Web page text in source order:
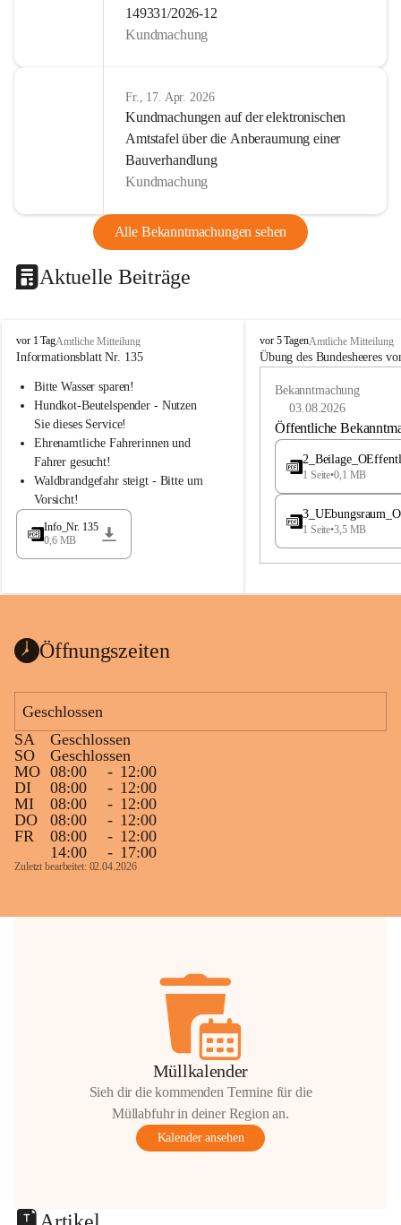
149331/2026-12
Kundmachung
Fr., 17. Apr. 2026
Kundmachungen auf der elektronischen
Amtstafel über die Anberaumung einer
Bauverhandlung
Kundmachung
Alle Bekanntmachungen sehen
Aktuelle Beiträge
B
u
h
a
d
l
a
vor 1 TagAmtliche Mitteilung
Informationsblatt Nr. 135
Bitte Wasser sparen!
Hundkot-Beutelspender - Nutzen
Sie dieses Service!
Ehrenamtliche Fahrerinnen und
Fahrer gesucht!
Waldbrandgefahr steigt - Bitte um
Vorsicht!
Info_Nr. 135
0,6 MB
B
u
e
a
vor 5 TagenAmtliche Mitteilung
Übung des Bundesheeres
Bekanntmachung
03.08.2026
Öffentliche
1 Seite•0,1 MB
1 Seite•3,5 MB
Öffnungszeiten
Geschlossen
SA
Geschlossen
SO
Geschlossen
MO 08:00 - 12:00
DI
08:00 - 12:00
MI
08:00 - 12:00
DO
08:00 - 12:00
FR
08:00 - 12:00
14:00
- 17:00
Zuletzt bearbeitet: 02.04.2026
Müllkalender
Sieh dir die kommenden Termine für die
Müllabfuhr in deiner Region an.
Kalender ansehen